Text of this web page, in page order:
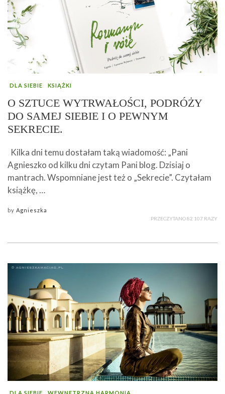
DLA SIEBIE KSIĄŻKI
O SZTUCE WYTRWAŁOŚCI, PODRÓŻY
DO SAMEJ SIEBIE I O PEWNYM
SEKRECIE.
Kilka dni temu dostałam taką wiadomość: „Pani
Agnieszko od kilku dni czytam Pani blog. Dzisiaj o
mantrach. Wspomniane jest też o „Sekrecie”. Czytałam
książkę, …
by Agnieszka
PRZECZYTANO 82 107 RAZY